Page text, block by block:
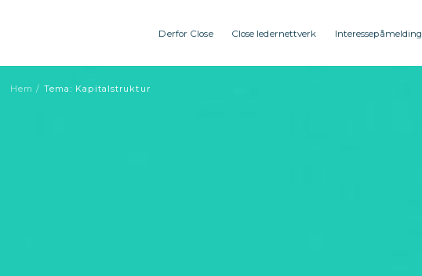
Derfor Close Close ledernettverk Interessepåmelding
Hem / Tema: Kapitalstruktur